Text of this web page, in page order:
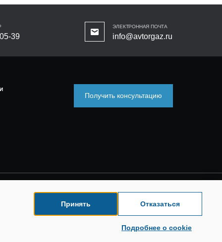
39
ЭЛЕКТРОННАЯ ПОЧТА
info@avtorgaz.ru
Получить консультацию
Принять Отказаться
Подробнее о cookie